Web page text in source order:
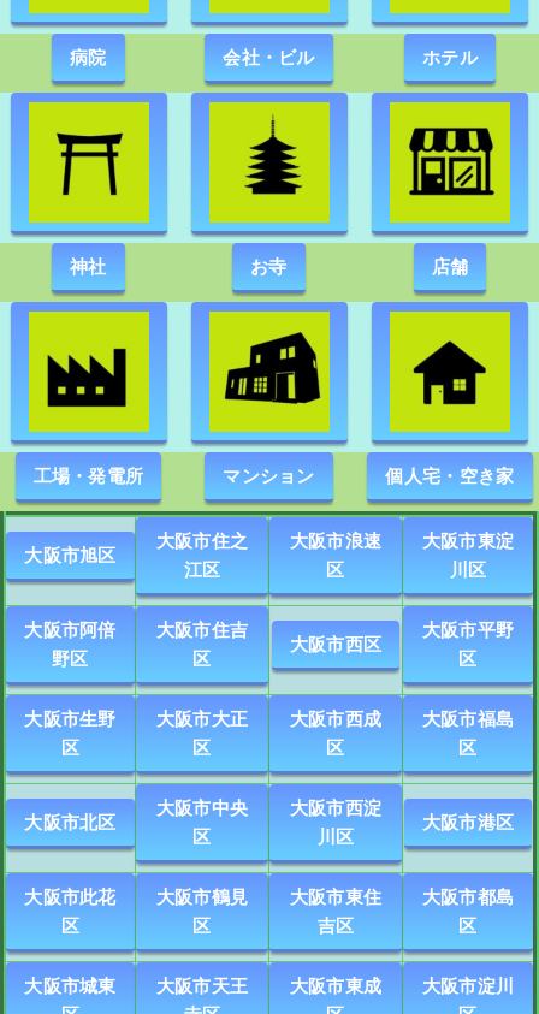
病院 会社・ビル ホテル
神社 お寺 店舗
工場・発電所 マンション 個人宅・空き家
大阪市旭区
大阪市住之
江区
大阪市浪速
区
大阪市東淀
川区
大阪市阿倍
野区
大阪市住吉
区
大阪市西区
大阪市平野
区
大阪市生野
区
大阪市大正
区
大阪市西成
区
大阪市福島
区
大阪市北区
大阪市中央
区
大阪市西淀
川区
大阪市港区
大阪市此花
区
大阪市鶴見
区
大阪市東住
吉区
大阪市都島
区
大阪市城東
大阪市天王
大阪市東成
大阪市淀川